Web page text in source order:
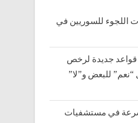
اللجوء للسوريين في
قواعد جديدة لرخص
“نعم” للبعض و”لا”
في مستشفيات